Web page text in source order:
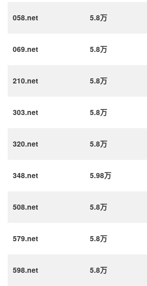
058.net 5.8万
069.net 5.8万
210.net 5.8万
303.net 5.8万
320.net 5.8万
348.net 5.98万
508.net 5.8万
579.net 5.8万
598.net 5.8万